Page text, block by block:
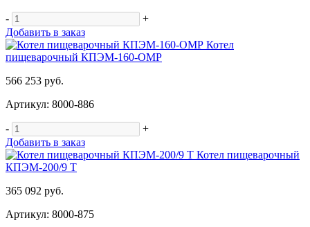
-
+
Добавить в заказ
Котел
пищеварочный КПЭМ-160-ОМР
566 253 руб.
Артикул: 8000-886
-
+
Добавить в заказ
Котел пищеварочный
КПЭМ-200/9 Т
365 092 руб.
Артикул: 8000-875